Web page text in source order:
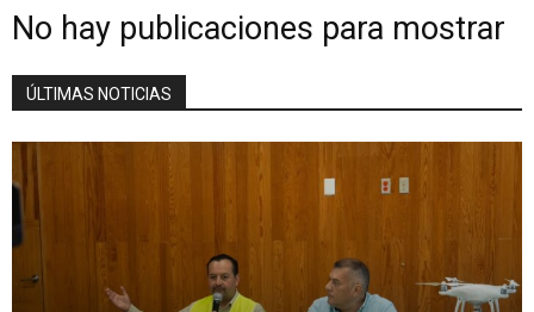
No hay publicaciones para mostrar
ÚLTIMAS NOTICIAS